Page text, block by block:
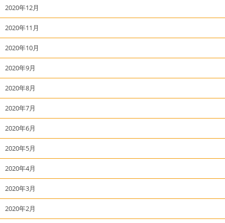
2020年12月
2020年11月
2020年10月
2020年9月
2020年8月
2020年7月
2020年6月
2020年5月
2020年4月
2020年3月
2020年2月